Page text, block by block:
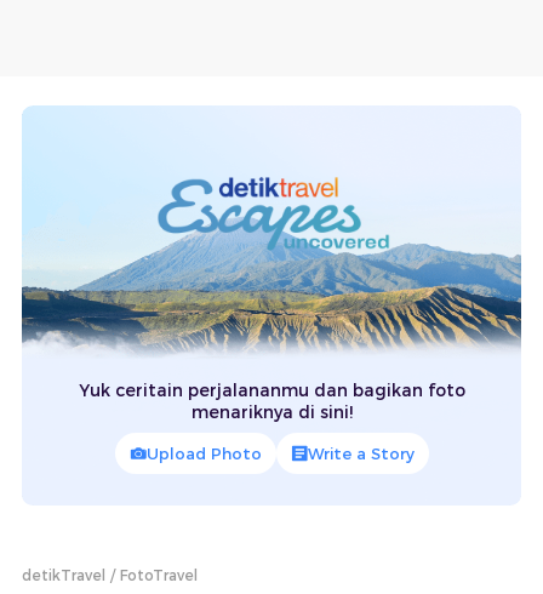
Yuk ceritain perjalananmu dan bagikan foto
menariknya di sini!
Upload Photo Write a Story
detikTravel FotoTravel